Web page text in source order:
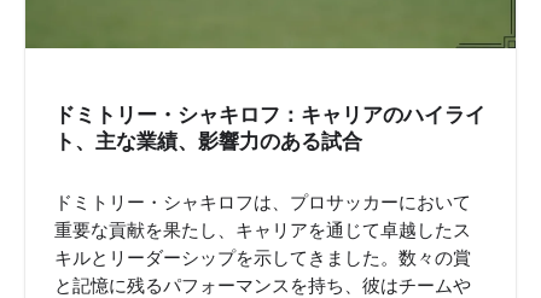
ドミトリー・シャキロフ：キャリアのハイライ
ト、主な業績、影響力のある試合
ドミトリー・シャキロフは、プロサッカーにおいて
重要な貢献を果たし、キャリアを通じて卓越したス
キルとリーダーシップを示してきました。数々の賞
と記憶に残るパフォーマンスを持ち、彼はチームや